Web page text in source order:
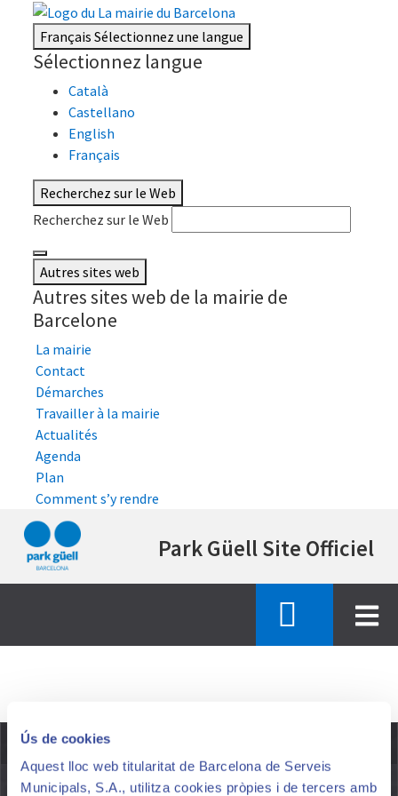
Ús de cookies
Aquest lloc web titularitat de Barcelona de Serveis
Municipals, S.A., utilitza cookies pròpies i de tercers amb
FrançaisSélectionnez une langue
Sélectionnez langue
Català
Castellano
English
Français
Recherchez sur le Web
Recherchez sur le Web
Autres sites web
Autres sites web de la mairie de
Barcelone
La mairie
Contact
Démarches
Travailler à la mairie
Actualités
Agenda
Plan
Comment s’y rendre
au
principal
Park Güell Site Officiel
PLUS D'INFORMATIONS